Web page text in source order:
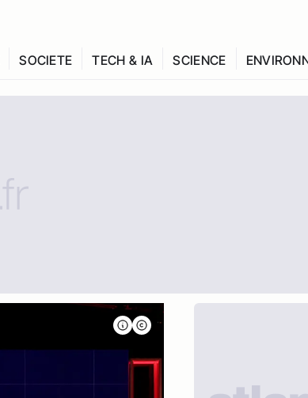
SOCIETE TECH & IA SCIENCE